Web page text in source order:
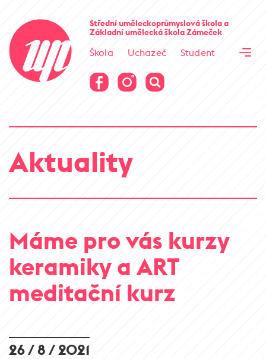
Střední uměleckoprůmyslová školaa
Základní umělecká školaZámeček
Škola Uchazeč
Student
Virtuální prohlídka
Virtuální prohlídka
Aktuality
Máme pro vás kurzy
keramiky a ART
meditační kurz
26 / 8 / 2021